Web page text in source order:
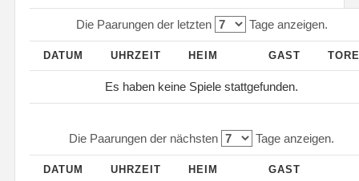
Die Paarungen der letzten Tage anzeigen.
DATUM UHRZEIT HEIM GAST
Es haben keine Spiele stattgefunden.
Die Paarungen der nächsten Tage anzeigen.
DATUM UHRZEIT HEIM GAST